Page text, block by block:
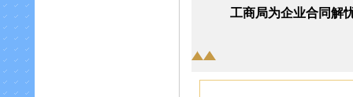
工商局为企业合同解